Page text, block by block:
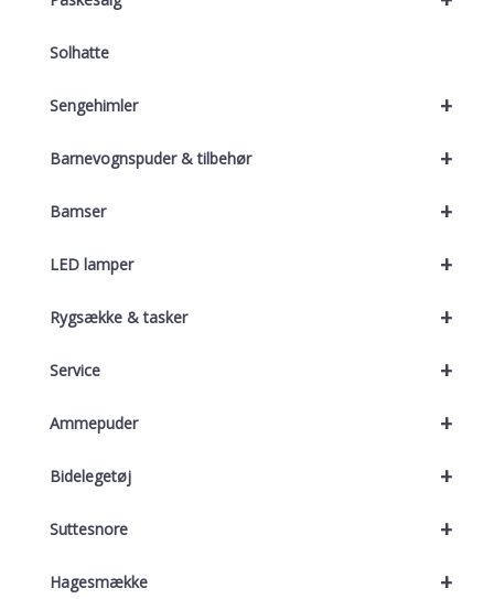
Solhatte
+
Sengehimler
+
Barnevognspuder & tilbehør
+
Bamser
+
LED lamper
+
Rygsække & tasker
+
Service
+
Ammepuder
+
Bidelegetøj
+
Suttesnore
+
Hagesmække